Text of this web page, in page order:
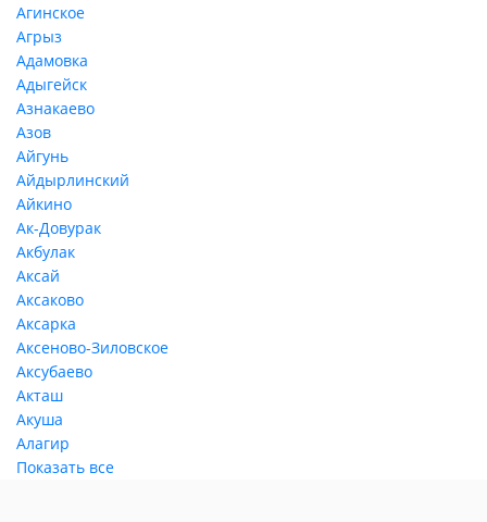
Агинское
Агрыз
Адамовка
Адыгейск
Азнакаево
Азов
Айгунь
Айдырлинский
Айкино
Ак-Довурак
Акбулак
Аксай
Аксаково
Аксарка
Аксеново-Зиловское
Аксубаево
Акташ
Акуша
Алагир
Показать все